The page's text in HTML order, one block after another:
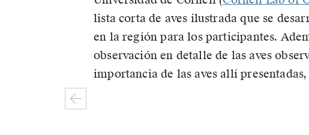
lista corta de aves ilustrada que se
en la región para los participantes.
observación en detalle de las aves
importancia de las aves allí